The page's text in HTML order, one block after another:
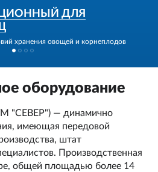
ДЛЯ
хранения овощей и корнеплодов
оборудование
"СЕВЕР") — динамично
имеющая передовой
штат
Производственная
общей площадью более 14